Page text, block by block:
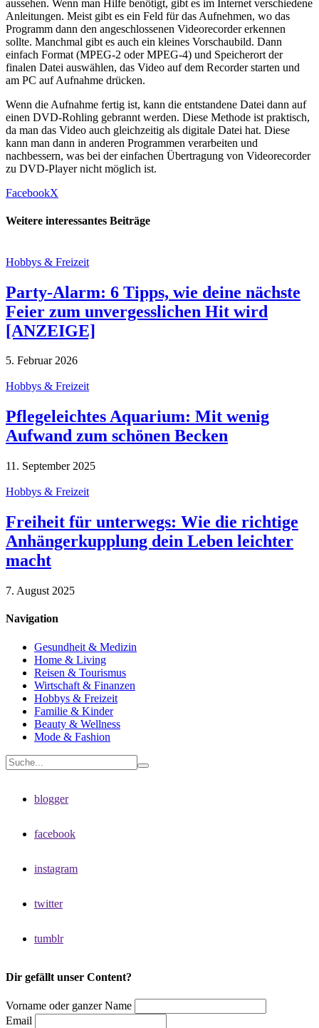
aussehen. Wenn man Hilfe benötigt, gibt es im Internet verschiedene
Anleitungen. Meist gibt es ein Feld für das Aufnehmen, wo das
Programm dann den angeschlossenen Videorecorder erkennen
sollte. Manchmal gibt es auch ein kleines Vorschaubild. Dann
einfach Format (MPEG-2 oder MPEG-4) und Speicherort der
finalen Datei auswählen, das Video auf dem Recorder starten und
am PC auf Aufnahme drücken.
Wenn die Aufnahme fertig ist, kann die entstandene Datei dann auf
einen DVD-Rohling gebrannt werden. Diese Methode ist praktisch,
da man das Video auch gleichzeitig als digitale Datei hat. Diese
kann man dann in anderen Programmen verarbeiten und
nachbessern, was bei der einfachen Übertragung von Videorecorder
zu DVD-Player nicht möglich ist.
FacebookX
Weitere interessantes Beiträge
Hobbys & Freizeit
Party-Alarm: 6 Tipps, wie deine nächste
Feier zum unvergesslichen Hit wird
[ANZEIGE]
5. Februar 2026
Hobbys & Freizeit
Pflegeleichtes Aquarium: Mit wenig
Aufwand zum schönen Becken
11. September 2025
Hobbys & Freizeit
Freiheit für unterwegs: Wie die richtige
Anhängerkupplung dein Leben leichter
macht
7. August 2025
Navigation
Gesundheit & Medizin
Home & Living
Reisen & Tourismus
Wirtschaft & Finanzen
Hobbys & Freizeit
Familie & Kinder
Beauty & Wellness
Mode & Fashion
blogger
facebook
instagram
twitter
tumblr
Dir gefällt unser Content?
Vorname oder ganzer Name
Email